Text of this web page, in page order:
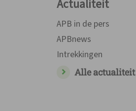
Actualiteit
APB in de pers
APBnews
Intrekkingen
Alle actualiteit